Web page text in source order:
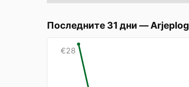
Последните 31 дни —Arjeplog
€28